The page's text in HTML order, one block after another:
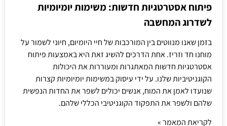
פיתוח אסטרטגיות חדשות: משימות יומיומיות
לשדרוג המחשבה
בזמן שאנו מנווטים בין המורכבות של חיי היומיום, חיוני לשמור על
מוחנו חד וזריז. אחת הדרכים להשיג זאת היא באמצעות פיתוח
אסטרטגיות חדשות המאתגרות ומעוררות את היכולות
הקוגניטיביות שלנו. על ידי עיסוק במשימות יומיומיות קצרות
שנועדו לאמן את המוח, אנשים יכולים לשפר את החדות הנפשית
שלהם ולשפר את התפקוד הקוגניטיבי הכללי שלהם.
לקריאת המאמר »